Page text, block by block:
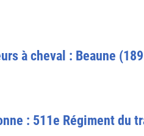
à cheval : Beaune
: 511e Régiment du